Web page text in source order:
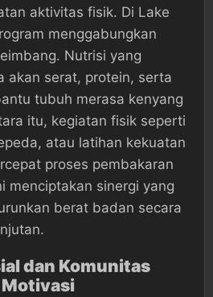
aktivitas fisik. Di Lake
menggabungkan
Nutrisi yang
akan serat, protein, serta
tubuh merasa kenyang
itu, kegiatan fisik seperti
atau latihan kekuatan
proses pembakaran
menciptakan sinergi yang
berat badan secara
dan Komunitas
Motivasi